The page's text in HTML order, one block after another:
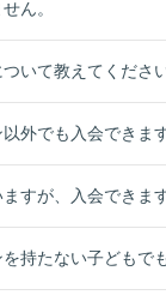
ん。
いて教えてください
外でも入会できま
すが、入会できま
持たない子どもで